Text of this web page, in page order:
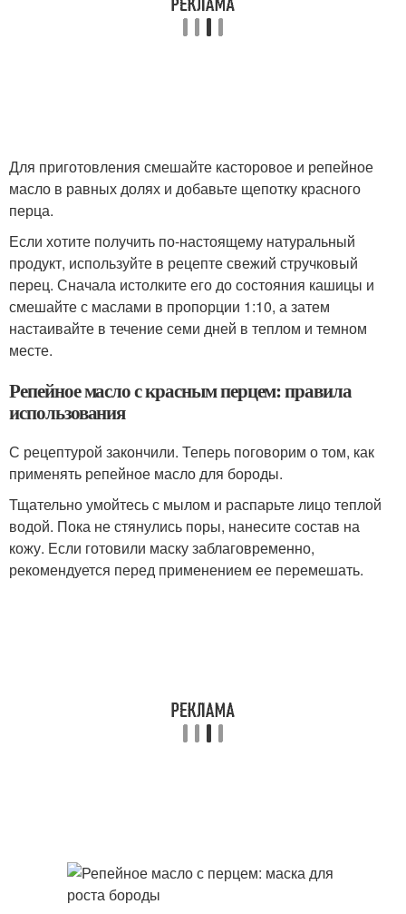
Для приготовления смешайте касторовое и репейное
масло в равных долях и добавьте щепотку красного
перца.
Если хотите получить по-настоящему натуральный
продукт, используйте в рецепте свежий стручковый
перец. Сначала истолките его до состояния кашицы и
смешайте с маслами в пропорции 1:10, а затем
настаивайте в течение семи дней в теплом и темном
месте.
Репейное масло с красным перцем: правила
использования
С рецептурой закончили. Теперь поговорим о том, как
применять репейное масло для бороды.
Тщательно умойтесь с мылом и распарьте лицо теплой
водой. Пока не стянулись поры, нанесите состав на
кожу. Если готовили маску заблаговременно,
рекомендуется перед применением ее перемешать.